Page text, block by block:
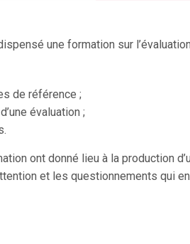
une formation sur
de référence ;
évaluation ;
ont donné lieu à la production
et les questionnements qui